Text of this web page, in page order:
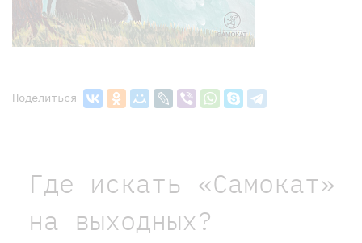
Поделиться
Где искать «Самокат»
на выходных?